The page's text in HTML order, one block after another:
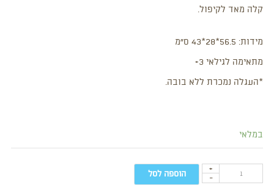
קלה מאד לקיפול.
מידות: 56.5*28*43 ס”מ
מתאימה לגילאי 3+
*העגלה נמכרת ללא בובה.
במלאי
-
+ הוספה לסל